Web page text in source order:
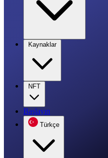
Kaynaklar
NFT
Başlayın
Türkçe